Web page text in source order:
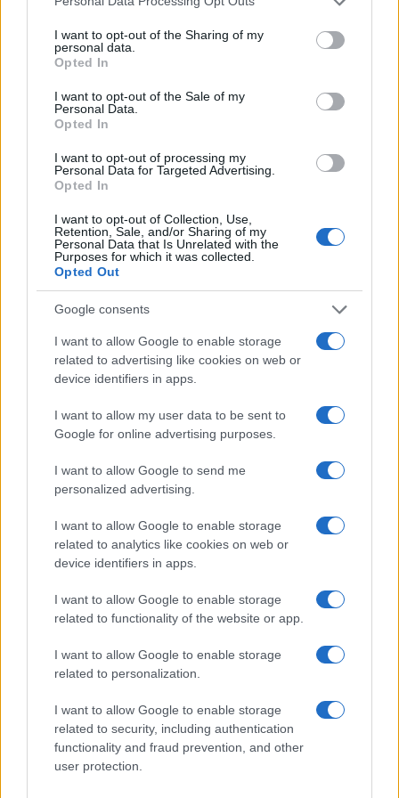
not limited to your visit or usage behaviour. You may click to
grant or deny consent to Google and its third-party tags to
use your data for below specified purposes in below Google
consent section.
I want to opt-out of the Sharing of my
personal data.
Opted In
I want to opt-out of the Sale of my
Personal Data.
Opted In
I want to opt-out of processing my
Personal Data for Targeted Advertising.
Opted In
I want to opt-out of Collection, Use,
Retention, Sale, and/or Sharing of my
Personal Data that Is Unrelated with the
Purposes for which it was collected.
Opted Out
Google consents
I want to allow Google to enable storage
related to advertising like cookies on web or
device identifiers in apps.
I want to allow my user data to be sent to
Google for online advertising purposes.
I want to allow Google to send me
personalized advertising.
I want to allow Google to enable storage
related to analytics like cookies on web or
device identifiers in apps.
I want to allow Google to enable storage
related to functionality of the website or app.
I want to allow Google to enable storage
related to personalization.
I want to allow Google to enable storage
related to security, including authentication
functionality and fraud prevention, and other
user protection.
Brezplačna osvežitev: Skočite v
bazen v Slovenj Gradcu in na
Ravnah
Pol stoletja glasbe na tromeji:
Graška Gora obeležuje 50.
vrati, zagotovite si svojo
vremenskim razmeram
Več iz kategorije Črna kronika
Na Prevaljah se je huje
poškodoval voznik e-skiroja
Na bencinskem servisu v
Dravogradu zagorel točilni
Motorist v Radljah ob Dravi trčil
v ulično svetilko in se hudo
Nova ljubezenska prevara:
Obvestila
Izklop elektrike: 417. Nadzorništvo Vuzenica - Območje Sv.